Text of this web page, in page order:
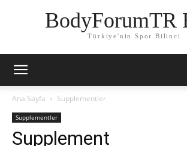
BodyForumTR
Türkiye'nin Spor Bilinci
Ana Sayfa Supplementler
Supplementler
Supplement